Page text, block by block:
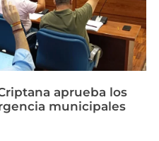
aprueba los
municipales